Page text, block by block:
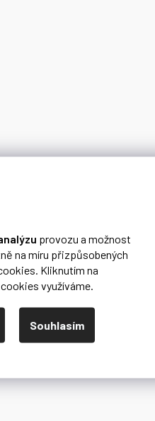
provozu a možnost
na míru přizpůsobených
Kliknutím na
využíváme.
Souhlasím